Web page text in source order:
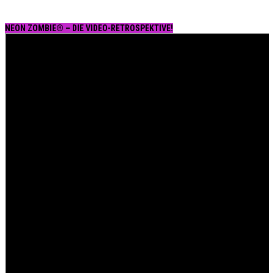
NEON ZOMBIE® – DIE VIDEO-RETROSPEKTIVE!